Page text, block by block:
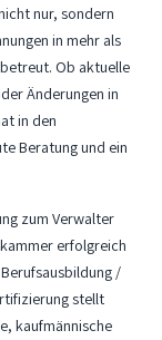
nur, sondern
in mehr als
Ob aktuelle
Änderungen in
in den
Beratung und ein
zum Verwalter
erfolgreich
/
stellt
kaufmännische